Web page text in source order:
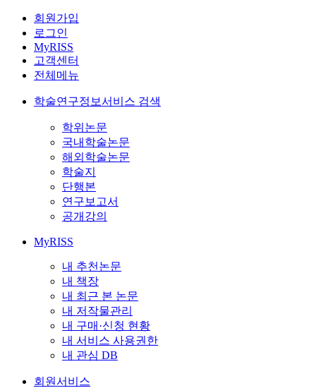
회원가입
로그인
MyRISS
고객센터
전체메뉴
학술연구정보서비스 검색
학위논문
국내학술논문
해외학술논문
학술지
단행본
연구보고서
공개강의
MyRISS
내 추천논문
내 책장
내 최근 본 논문
내 저작물관리
내 구매·신청 현황
내 서비스 사용권한
내 관심 DB
회원서비스